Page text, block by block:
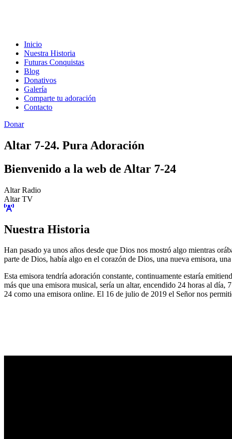
Inicio
Nuestra Historia
Futuras Conquistas
Blog
Donativos
Galería
Comparte tu adoración
Contacto
Donar
Altar 7-24. Pura Adoración
Bienvenido a la web de Altar 7-24
Altar Radio
Altar TV
Nuestra Historia
Han pasado ya unos años desde que Dios nos mostró algo mientras
parte de Dios, había algo en el corazón de Dios, una nueva emisora,
Esta emisora tendría adoración constante, continuamente estaría
más que una emisora musical, sería un altar, encendido 24 horas al
24 como una emisora online. El 16 de julio de 2019 el Señor nos